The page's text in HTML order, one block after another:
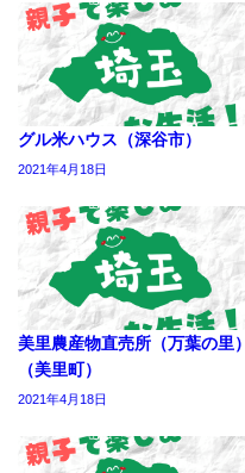
グル米ハウス（深谷市）
2021年4月18日
美里農産物直売所（万葉の里）
（美里町）
2021年4月18日